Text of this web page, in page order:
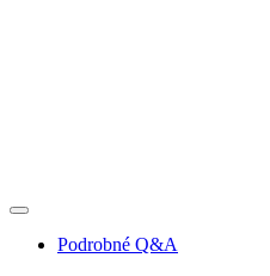
Podrobné Q&A